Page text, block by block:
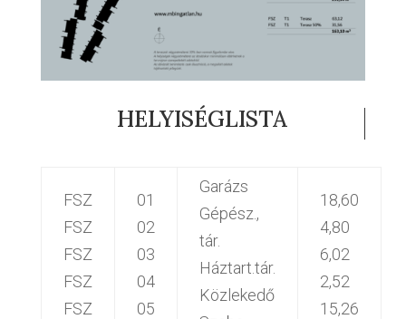
HELYISÉGLISTA
FSZ
FSZ
FSZ
FSZ
FSZ
01
02
03
04
05
Garázs
Gépész.,
tár.
Háztart.tár.
Közlekedő
18,60
4,80
6,02
2,52
15,26